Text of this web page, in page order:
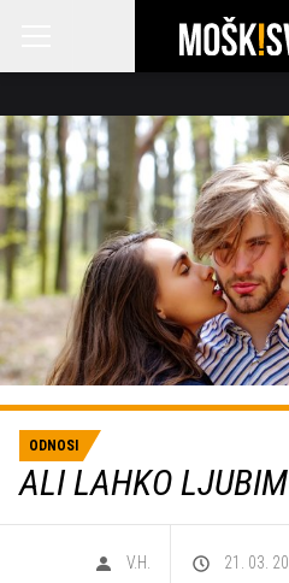
ODNOSI
ALI LAHKO
V.H. 21. 03.